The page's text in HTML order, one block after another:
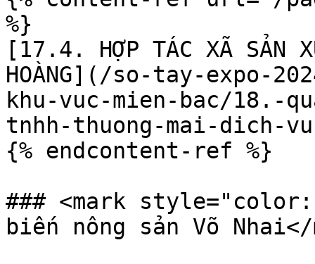
%}
[17.4. HỢP TÁC XÃ SẢN
HOÀNG](/so-tay-expo-
khu-vuc-mien-bac/18.-
tnhh-thuong-mai-dich-
{% endcontent-ref %}
### <mark
biến nông sản Võ Nhai</